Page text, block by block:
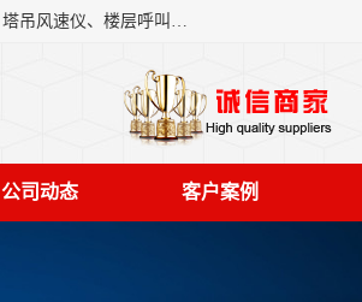
上海融瑞环保科技有限公司是吊钩可视化、塔吊黑匣子、扬尘监测系统、塔吊监控系统、扬尘环境监测、塔吊风速仪、楼层呼叫器、主令控制器、人脸识别、风速仪等一系列环保设备的研发生产销售为一体的专业化公司。
公司动态 客户案例